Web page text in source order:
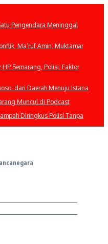
Pengendara Meninggal
Ma’ruf Amin: Muktamar
Semarang, Polisi: Faktor
dari Daerah Menuju Istana
Muncul di Podcast
Diringkus Polisi Tanpa